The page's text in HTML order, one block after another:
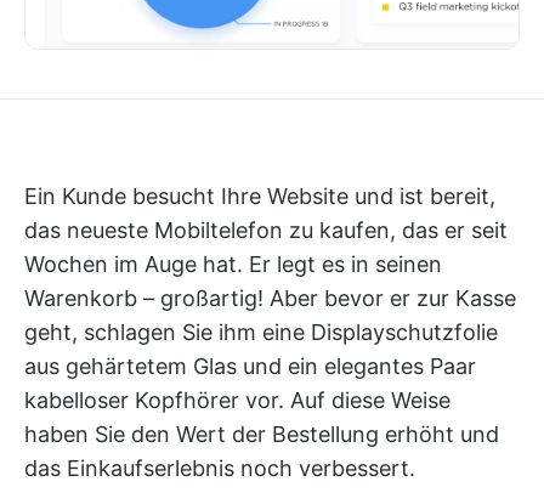
Ein Kunde besucht Ihre Website und ist bereit,
das neueste Mobiltelefon zu kaufen, das er seit
Wochen im Auge hat. Er legt es in seinen
Warenkorb – großartig! Aber bevor er zur Kasse
geht, schlagen Sie ihm eine Displayschutzfolie
aus gehärtetem Glas und ein elegantes Paar
kabelloser Kopfhörer vor. Auf diese Weise
haben Sie den Wert der Bestellung erhöht und
das Einkaufserlebnis noch verbessert.